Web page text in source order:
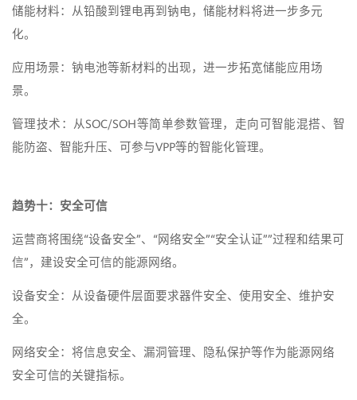
储能材料：从铅酸到锂电再到钠电，储能材料将进一步多元
化。
应用场景：钠电池等新材料的出现，进一步拓宽储能应用场
景。
管理技术：从SOC/SOH等简单参数管理，走向可智能混搭、智
能防盗、智能升压、可参与VPP等的智能化管理。
趋势十：安全可信
运营商将围绕“设备安全”、“网络安全”“安全认证””过程和结果可
信”，建设安全可信的能源网络。
设备安全：从设备硬件层面要求器件安全、使用安全、维护安
全。
网络安全：将信息安全、漏洞管理、隐私保护等作为能源网络
安全可信的关键指标。